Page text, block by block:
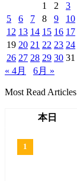
1
2 3
5
6 7 8 9 10
12 13 14 15 16 17
19 20 21 22 23 24
26 27 28 29 30 31
« 4月
6月 »
Most Read Articles
本日